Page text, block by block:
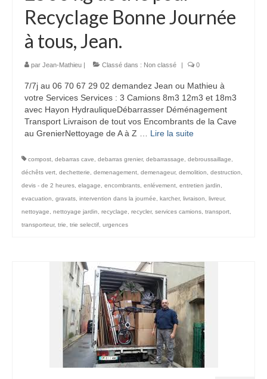
Recyclage Bonne Journée
à tous, Jean.
par Jean-Mathieu | Classé dans : Non classé | 0
7/7j au 06 70 67 29 02 demandez Jean ou Mathieu à
votre Services Services : 3 Camions 8m3 12m3 et 18m3
avec Hayon HydrauliqueDébarrasser Déménagement
Transport Livraison de tout vos Encombrants de la Cave
au GrenierNettoyage de A à Z … Lire la suite­­
compost debarras cave debarras grenier, debarrassage debroussaillage
déchêts vert dechetterie demenagement demenageur, demolition destruction
devis - de 2 heures elagage encombrants enlévement entretien jardin
evacuation
gravats intervention dans la journée karcher, livraison livreur,
nettoyage
nettoyage jardin recyclage recycler, services camions transport
transporteur, trie trie selectif urgences